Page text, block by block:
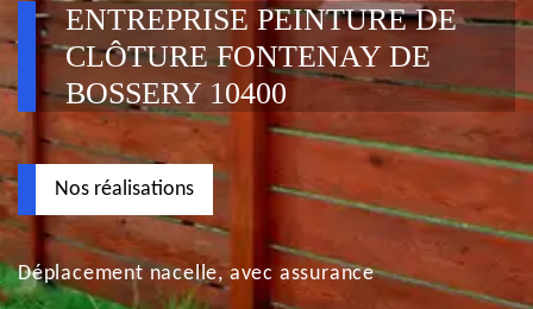
ENTREPRISE PEINTURE DE
CLÔTURE FONTENAY DE
BOSSERY 10400
Nos réalisations
Déplacement nacelle, avec assurance